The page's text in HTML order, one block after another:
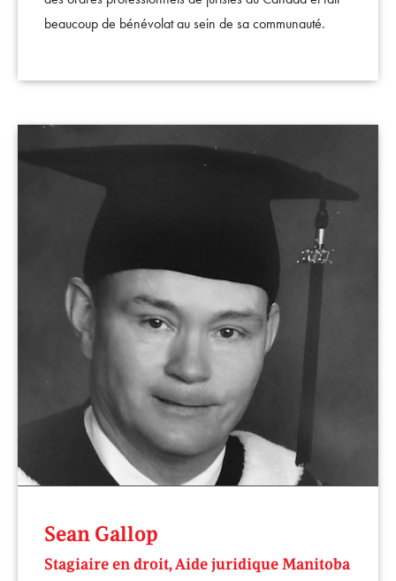
beaucoup de bénévolat au sein de sa communauté.
Sean Gallop
Stagiaire en droit, Aide juridique Manitoba